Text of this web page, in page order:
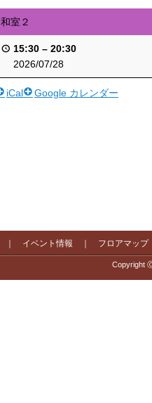
和室２
15:30 – 20:30
2026/07/28
iCal Google カレンダー
イベント情報 フロアマップ
Copyright